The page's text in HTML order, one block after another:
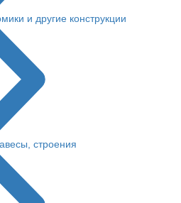
и другие конструкции
строения